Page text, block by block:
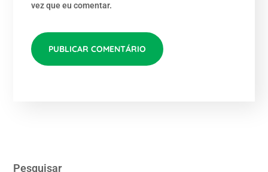
vez que eu comentar.
Pesquisar